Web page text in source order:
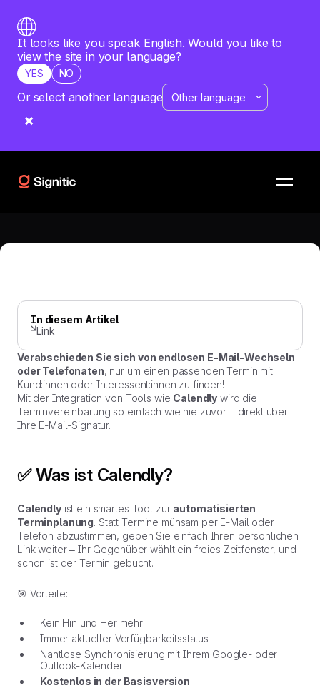
It looks like you speak English. Would you like to
view the site in your language?
YES NO
Or select another language
E-Mail-Signatur
Ihren Kalender in Ihre E-Mail-Signatur und lassen Sie Ihre
Kontakte mit einem Klick einen Termin buchen.
In diesem Artikel
Link
Verabschieden Sie sich von endlosen E-Mail-Wechseln
oder Telefonaten, nur um einen passenden Termin mit
Kund:innen oder Interessent:innen zu finden!
Mit der Integration von Tools wie Calendly wird die
Terminvereinbarung so einfach wie nie zuvor – direkt über
Ihre E-Mail-Signatur.
✅ Was ist Calendly?
Calendlyist ein smartes Tool zur automatisierten
Terminplanung. Statt Termine mühsam per E-Mail oder
Telefon abzustimmen, geben Sie einfach Ihren persönlichen
Link weiter – Ihr Gegenüber wählt ein freies Zeitfenster, und
schon ist der Termin gebucht.
🎯 Vorteile:
Kein Hin und Her mehr
Immer aktueller Verfügbarkeitsstatus
Nahtlose Synchronisierung mit Ihrem Google- oder
Outlook-Kalender
Kostenlos in der Basisversion